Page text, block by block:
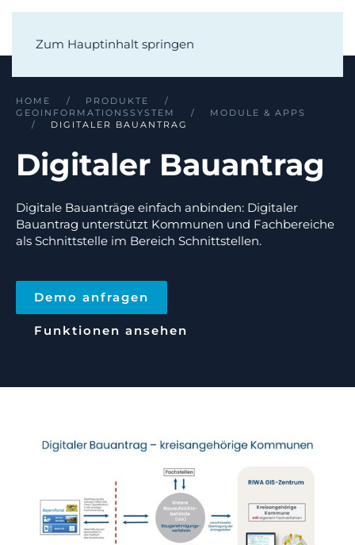
Zum Hauptinhalt springen
HOME
PRODUKTE
GEOINFORMATIONSSYSTEM
MODULE & APPS
DIGITALER BAUANTRAG
Digitaler Bauantrag
Digitale Bauanträge einfach anbinden: Digitaler
Bauantrag unterstützt Kommunen und Fachbereiche
als Schnittstelle im Bereich Schnittstellen.
Demo anfragen
Funktionen ansehen